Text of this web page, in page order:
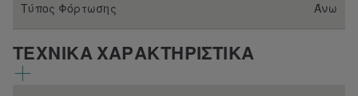
Τύπος Φόρτωσης Άνω
ΤΕΧΝΙΚΑ ΧΑΡΑΚΤΗΡΙΣΤΙΚΑ